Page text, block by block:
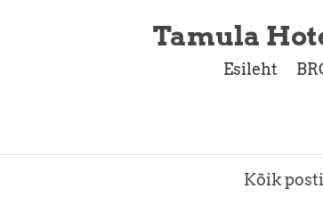
Tamula
Esileht
Kõik